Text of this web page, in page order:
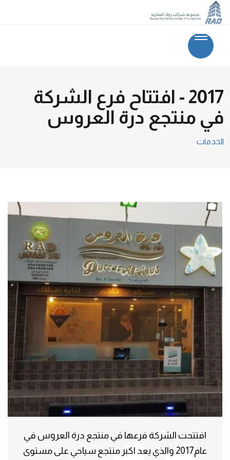
2017 - افتتاح فرع الشركة
في منتجع درة العروس
الخدمات
افتتحت الشركة فرعها في منتجع درة العروس في
عام2017 والذي يعد اكبر منتجع سياحي على مستوى